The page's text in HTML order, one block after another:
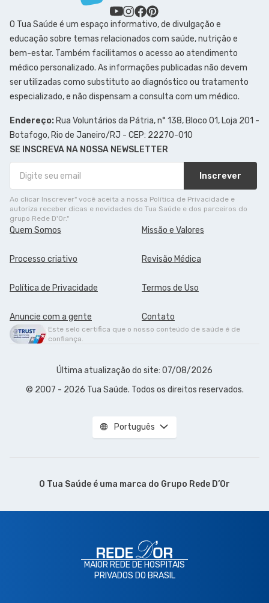
O Tua Saúde é um espaço informativo, de divulgação e
educação sobre temas relacionados com saúde, nutrição e
bem-estar. Também facilitamos o acesso ao atendimento
médico personalizado. As informações publicadas não devem
ser utilizadas como substituto ao diagnóstico ou tratamento
especializado, e não dispensam a consulta com um médico.
Endereço: Rua Voluntários da Pátria, n° 138, Bloco 01, Loja 201 -
Botafogo, Rio de Janeiro/RJ - CEP: 22270-010
SE INSCREVA NA NOSSA NEWSLETTER
Inscrever
Ao clicar Inscrever" você aceita a nossa Política de Privacidade e
autoriza receber dicas e novidades do Tua Saúde e dos parceiros do
grupo Rede D'Or."
Quem Somos Missão e Valores
Processo criativo Revisão Médica
Política de Privacidade Termos de Uso
Anuncie com a gente Contato
Este selo certifica que o nosso conteúdo de saúde é de
confiança.
Última atualização do site: 07/08/2026
© 2007 - 2026 Tua Saúde. Todos os direitos reservados.
Português
O Tua Saúde é uma marca do Grupo Rede D’Or
MAIOR REDE DE HOSPITAIS
PRIVADOS DO BRASIL